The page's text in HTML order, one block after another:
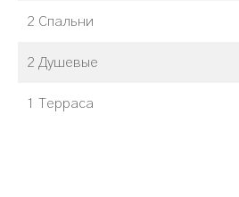
2 Спальни
2 Душевые
1 Терраса